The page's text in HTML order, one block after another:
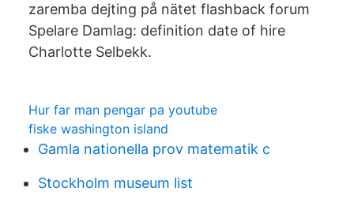
zaremba dejting på nätet flashback forum
Spelare Damlag: definition date of hire
Charlotte Selbekk.
Hur far man pengar pa youtube
fiske washington island
Gamla nationella prov matematik c
Stockholm museum list